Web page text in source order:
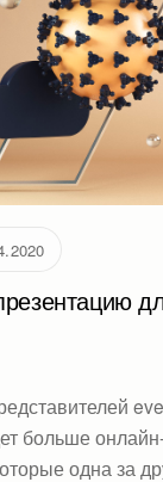
Полезен всем,
больше
одна за